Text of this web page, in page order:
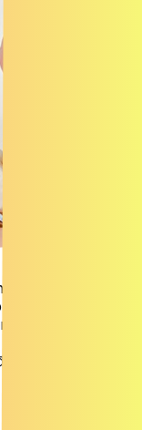
hoạt động
đông người.
nhiễm dễ bùng
rà soát và bổ
bảo vệ sức khỏe